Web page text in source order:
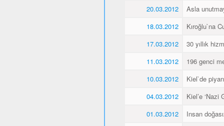
20.03.2012
Asla
18.03.2012
Kıroğlu`na
17.03.2012
30 yıllık
11.03.2012
196 genci
10.03.2012
Kiel`de
04.03.2012
Kiel’e ‘Nazi
01.03.2012
Insan